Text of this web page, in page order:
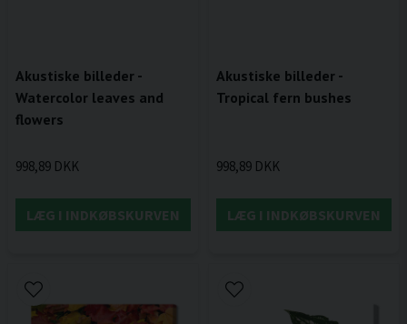
Akustiske billeder -
Watercolor leaves and
flowers
998,89 DKK
LÆG I INDKØBSKURVEN
Akustiske billeder -
Tropical fern bushes
998,89 DKK
LÆG I INDKØBSKURVEN